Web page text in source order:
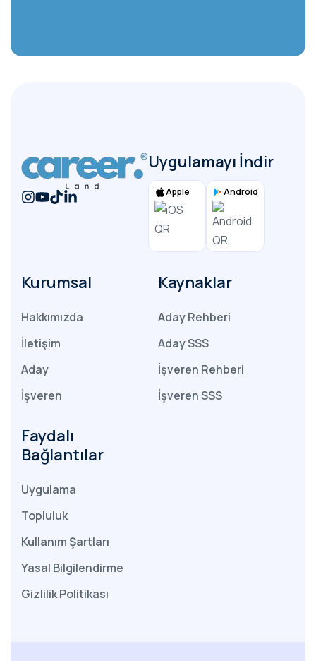
Uygulamayı İndir
Apple Android
Kurumsal
Hakkımızda
İletişim
Aday
İşveren
Kaynaklar
Aday Rehberi
Aday SSS
İşveren Rehberi
İşveren SSS
Faydalı
Bağlantılar
Uygulama
Topluluk
Kullanım Şartları
Yasal Bilgilendirme
Gizlilik Politikası